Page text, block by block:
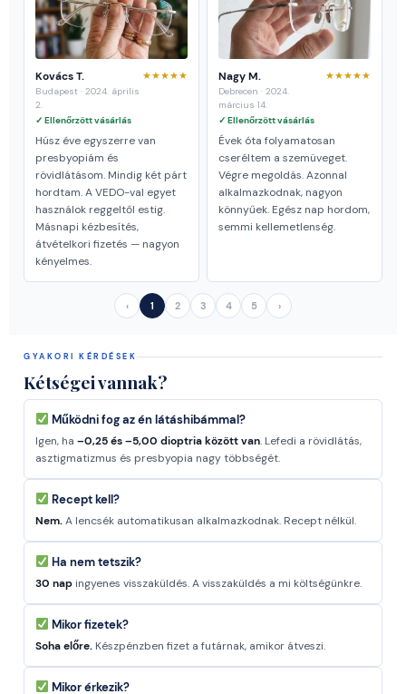
Kovács T.
Budapest · 2024. április
2.
★★★★★
✓ Ellenőrzött vásárlás
Húsz éve egyszerre van
presbyopiám és
rövidlátásom. Mindig két párt
hordtam. A VEDO-val egyet
használok reggeltől estig.
Másnapi kézbesítés,
átvételkori fizetés — nagyon
kényelmes.
Nagy M.
Debrecen · 2024.
március 14.
★★★★★
✓ Ellenőrzött vásárlás
Évek óta folyamatosan
cseréltem a szemüveget.
Végre megoldás. Azonnal
alkalmazkodnak, nagyon
könnyűek. Egész nap hordom,
semmi kellemetlenség.
‹ 1 2 3 4 5 ›
GYAKORI KÉRDÉSEK
Kétségei vannak?
Működni fog az én látáshibámmal?
Igen, ha –0,25 és –5,00 dioptria között van. Lefedi a rövidlátás,
asztigmatizmus és presbyopia nagy többségét.
Recept kell?
Nem.A lencsék automatikusan alkalmazkodnak. Recept nélkül.
Ha nem tetszik?
30 nap ingyenes visszaküldés. A visszaküldés a mi költségünkre.
Mikor fizetek?
Soha előre. Készpénzben fizet a futárnak, amikor átveszi.
Mikor érkezik?